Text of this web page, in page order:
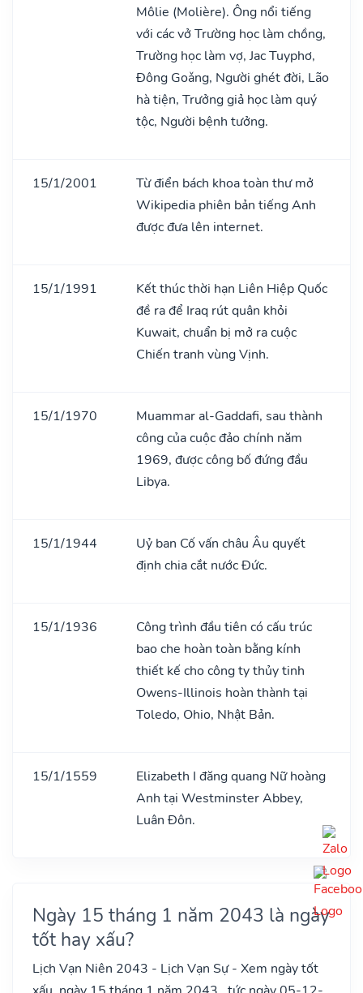
Môlie (Molière). Ông nổi tiếng
với các vở Trường học làm chồng,
Trường học làm vợ, Jac Tuyphơ,
Đông Goǎng, Người ghét đời, Lão
hà tiện, Trưởng giả học làm quý
tộc, Người bệnh tưởng.
15/1/2001
Từ điển bách khoa toàn thư mở
Wikipedia phiên bản tiếng Anh
được đưa lên internet.
15/1/1991
Kết thúc thời hạn Liên Hiệp Quốc
đề ra để Iraq rút quân khỏi
Kuwait, chuẩn bị mở ra cuộc
Chiến tranh vùng Vịnh.
15/1/1970
Muammar al-Gaddafi, sau thành
công của cuộc đảo chính năm
1969, được công bố đứng đầu
Libya.
15/1/1944
Uỷ ban Cố vấn châu Âu quyết
định chia cắt nước Đức.
15/1/1936
Công trình đầu tiên có cấu trúc
bao che hoàn toàn bằng kính
thiết kế cho công ty thủy tinh
Owens-Illinois hoàn thành tại
Toledo, Ohio, Nhật Bản.
15/1/1559
Elizabeth I đăng quang Nữ hoàng
Anh tại Westminster Abbey,
Luân Đôn.
Ngày 15 tháng 1 năm 2043 là ngày
tốt hay xấu?
Lịch Vạn Niên 2043 - Lịch Vạn Sự - Xem ngày tốt